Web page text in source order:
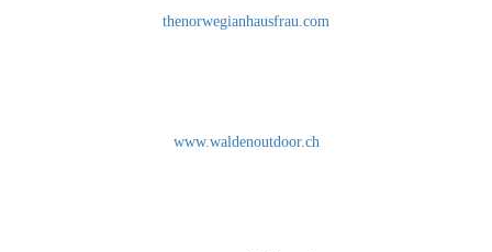
thenorwegianhausfrau.com
www.waldenoutdoor.ch